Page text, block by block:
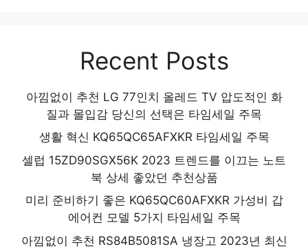
Recent Posts
아낌없이 추천 LG 77인치 올레드 TV 압도적인 화
질과 몰입감 당신의 선택은 타임세일 주목
생활 혁신 KQ65QC65AFXKR 타임세일 주목
셀럽 15ZD90SGX56K 2023 트렌드를 이끄는 노트
북 상세 좋았던 추천상품
미리 준비하기 좋은 KQ65QC60AFXKR 가성비 갑
에어컨 모델 5가지 타임세일 주목
아낌없이 추천 RS84B5081SA 냉장고 2023년 최신